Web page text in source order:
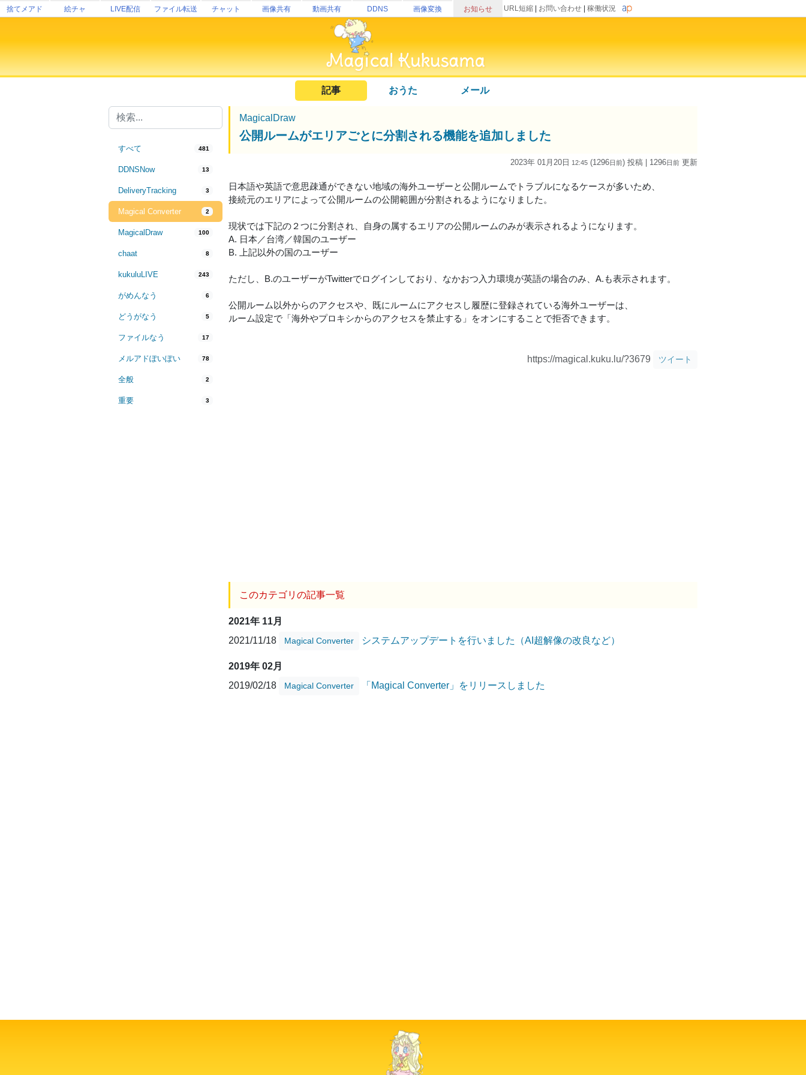
捨てメアド 絵チャ LIVE配信 ファイル転送 チャット 画像共有 動画共有 DDNS 画像変換 お知らせ URL短縮 お問い合わせ 稼働状況
記事 おうた メール
すべて 481
DDNSNow 13
DeliveryTracking 3
Magical Converter 2
MagicalDraw 100
chaat 8
kukuluLIVE 243
がめんなう 6
どうがなう 5
ファイルなう 17
メルアドぽいぽい 78
全般 2
重要 3
MagicalDraw
公開ルームがエリアごとに分割される機能を追加しました
2023年 01月20日 12:45 (1296日前) 投稿 | 1296日前 更新
日本語や英語で意思疎通ができない地域の海外ユーザーと公開ルームでトラブルになるケースが多いため、
接続元のエリアによって公開ルームの公開範囲が分割されるようになりました。
現状では下記の２つに分割され、自身の属するエリアの公開ルームのみが表示されるようになります。
A. 日本／台湾／韓国のユーザー
B. 上記以外の国のユーザー
ただし、B.のユーザーがTwitterでログインしており、なかおつ入力環境が英語の場合のみ、A.も表示されます。
公開ルーム以外からのアクセスや、既にルームにアクセスし履歴に登録されている海外ユーザーは、
ルーム設定で「海外やプロキシからのアクセスを禁止する」をオンにすることで拒否できます。
https://magical.kuku.lu/?3679 ツイート
このカテゴリの記事一覧
2021年 11月
2021/11/18
Magical Converter システムアップデートを行いました（AI超解像の改良など）
2019年 02月
2019/02/18
Magical Converter 「Magical Converter」をリリースしました